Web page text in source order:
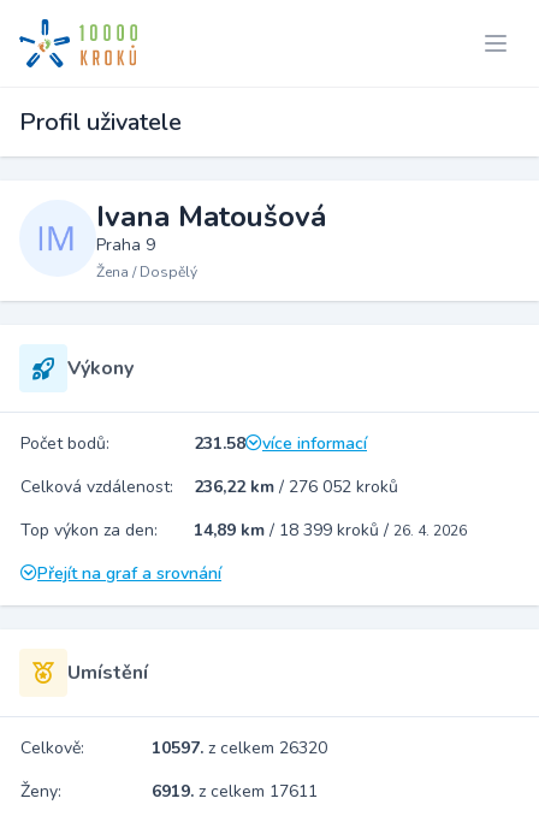
Profil uživatele
Ivana Matoušová
Praha 9
Žena / Dospělý
Výkony
Počet bodů: 231.58
více informací
Celková vzdálenost:
236,22 km / 276 052 kroků
Top výkon za den:
14,89 km / 18 399 kroků / 26. 4. 2026
Přejít na graf a srovnání
Umístění
Celkově: 10597. z celkem 26320
Ženy:
6919. z celkem 17611